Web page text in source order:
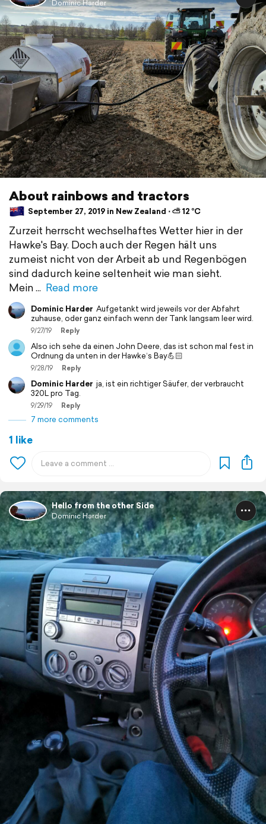
Dominic Harder
About rainbows and tractors
September 27, 2019 in New Zealand ⋅ ⛅ 12 °C
Zurzeit herrscht wechselhaftes Wetter hier in der
Hawke's Bay. Doch auch der Regen hält uns
zumeist nicht von der Arbeit ab und Regenbögen
sind dadurch keine seltenheit wie man sieht.
Mein
Read more
Dominic Harder Aufgetankt wird jeweils vor der Abfahrt
zuhause, oder ganz einfach wenn der Tank langsam leer wird.
9/27/19 Reply
Also ich sehe da einen John Deere, das ist schon mal fest in
Ordnung da unten in der Hawke‘s Bay💪🏻
9/28/19 Reply
Dominic Harder ja, ist ein richtiger Säufer, der verbraucht
320L pro Tag.
9/29/19 Reply
7 more comments
1 like
Hello from the other Side
Dominic Harder